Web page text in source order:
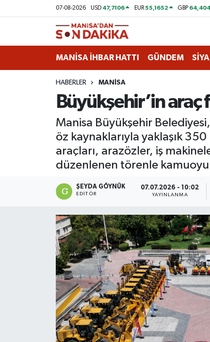
07-08-2026 USD 47,7106 EUR55,1652 GBP
MANİSA İHBAR HATTI GÜNDEM
HABERLER MANİSA
Büyükşehir’in
Manisa Büyükşehir
öz kaynaklarıyla yaklaşık
araçları, arazözler, iş
düzenlenen törenle
ŞEYDA GÖYNÜK
EDITÖR
07.07.2026 - 10:02
YAYINLANMA
GÜNDEM
KÜLTÜR-SANAT
MANİSA'DA TRAFİK
GİZLİLİK SÖZLEŞMESİ
İLETİŞİM
Hava Durumu
Trafik Durumu
Puan Durumu ve Fikstür
Tüm Manşetler
Son Dakika Haberleri
Haber Arşivi